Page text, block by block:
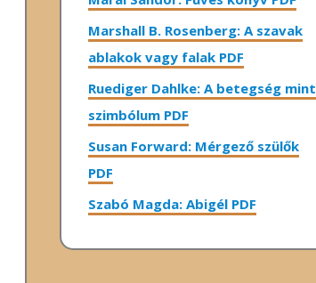
Marshall B. Rosenberg: A szavak
ablakok vagy falak PDF
Ruediger Dahlke: A betegség mint
szimbólum PDF
Susan Forward: Mérgező szülők
PDF
Szabó Magda: Abigél PDF